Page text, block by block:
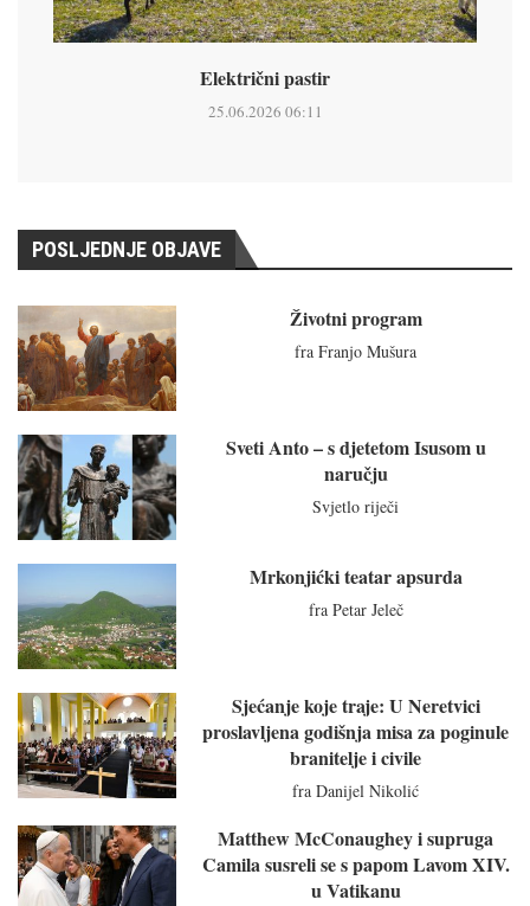
Električni pastir
25.06.2026 06:11
POSLJEDNJE OBJAVE
Životni program
fra Franjo Mušura
Sveti Anto – s djetetom Isusom u
naručju
Svjetlo riječi
Mrkonjićki teatar apsurda
fra Petar Jeleč
Sjećanje koje traje: U Neretvici
proslavljena godišnja misa za poginule
branitelje i civile
fra Danijel Nikolić
Matthew McConaughey i supruga
Camila susreli se s papom Lavom XIV.
u Vatikanu